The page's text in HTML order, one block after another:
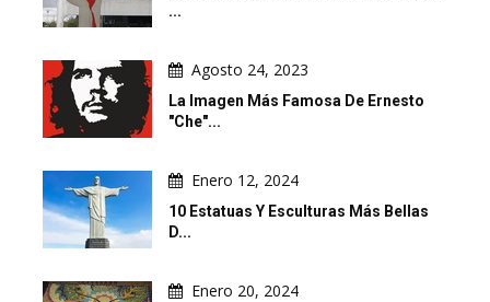
...
Agosto 24, 2023
La Imagen Más Famosa De Ernesto
"Che"...
Enero 12, 2024
10 Estatuas Y Esculturas Más Bellas
D...
Enero 20, 2024